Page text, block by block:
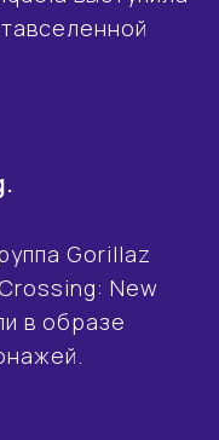
Gorillaz
New
в образе